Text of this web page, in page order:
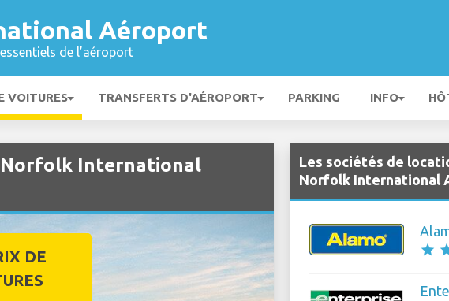
Aéroport
de l’aéroport
VOITURES TRANSFERTS D'AÉROPORT PARKING INFO
Norfolk International
DE
Les sociétés de
Norfolk International
star